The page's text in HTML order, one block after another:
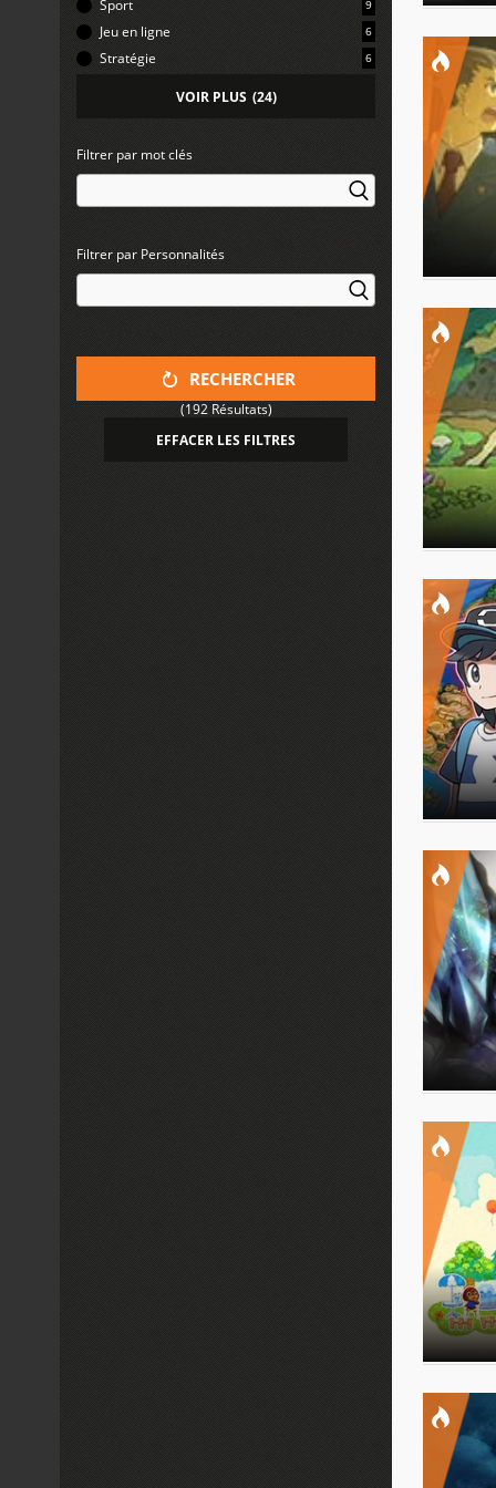
Sport 9
Jeu en ligne 6
Stratégie 6
VOIR PLUS (24)
Filtrer par mot clés
Filtrer par Personnalités
RECHERCHER
(192 Résultats)